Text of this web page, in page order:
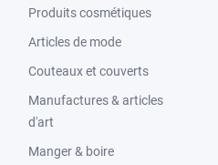
Produits cosmétiques
Articles de mode
Couteaux et couverts
Manufactures & articles
d'art
Manger & boire